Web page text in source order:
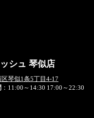
シュ 琴似店
琴似1条5丁目4-17
：11:00～14:30 17:00～22:30